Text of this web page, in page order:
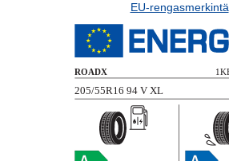
EU-rengasmerkintä